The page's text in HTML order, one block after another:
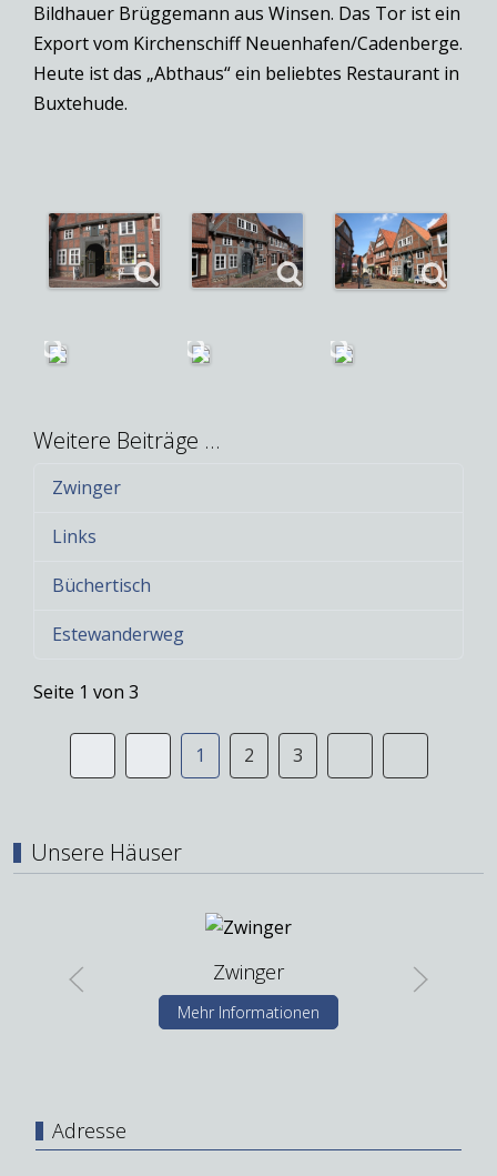
Bildhauer Brüggemann aus Winsen. Das Tor ist ein
Export vom Kirchenschiff Neuenhafen/Cadenberge.
Heute ist das „Abthaus“ ein beliebtes Restaurant in
Buxtehude.
Weitere Beiträge …
Zwinger
Links
Büchertisch
Estewanderweg
Seite 1 von 3
1 2 3
Unsere Häuser
Zwinger
Mehr Informationen
Adresse